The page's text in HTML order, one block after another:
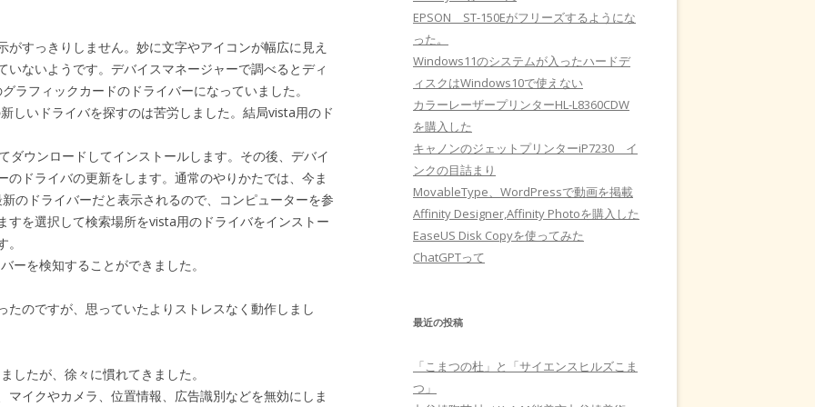
すっきりしません。妙に文字やアイコンが幅広に見え
ないようです。デバイスマネージャーで調べるとディ
ラフィックカードのドライバーになっていました。
しいドライバを探すのは苦労しました。結局vista用のド
ダウンロードしてインストールします。その後、デバイ
ドライバの更新をします。通常のやりかたでは、今ま
のドライバーだと表示されるので、コンピューターを参
すを選択して検索場所をvista用のドライバをインストー
ーを検知することができました。
のですが、思っていたよりストレスなく動作しまし
したが、徐々に慣れてきました。
イクやカメラ、位置情報、広告識別などを無効にしま
EPSON ST-150Eがフリーズするようにな
った。
Windows11のシステムが入ったハードデ
ィスクはWindows10で使えない
カラーレーザープリンターHL-L8360CDW
を購入した
キャノンのジェットプリンターiP7230 イ
ンクの目詰まり
MovableType、WordPressで動画を掲載
Affinity Designer,Affinity Photoを購入した
EaseUS Disk Copyを使ってみた
ChatGPTって
最近の投稿
「こまつの杜」と「サイエンスヒルズこま
つ」